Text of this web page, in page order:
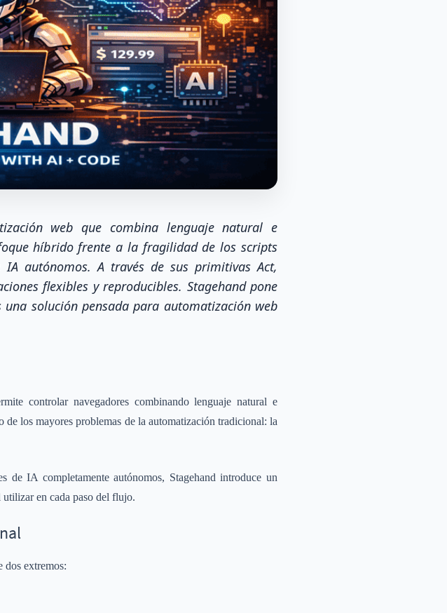
web que combina lenguaje natural e
híbrido frente a la fragilidad de los scripts
autónomos. A través de sus primitivas Act,
flexibles y reproducibles. Stagehand pone
solución pensada para automatización web
controlar navegadores combinando lenguaje natural e
los mayores problemas de la automatización tradicional: la
de IA completamente autónomos, Stagehand introduce un
en cada paso del flujo.
dos extremos: